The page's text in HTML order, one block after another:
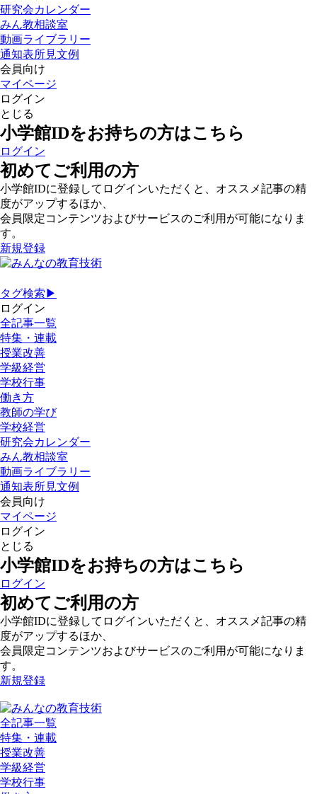
研究会カレンダー
みん教相談室
動画ライブラリー
通知表所見文例
会員向け
マイページ
ログイン
とじる
小学館IDをお持ちの方はこちら
ログイン
初めてご利用の方
小学館IDに登録してログインいただくと、オススメ記事の精
度がアップするほか、
会員限定コンテンツおよびサービスのご利用が可能になりま
す。
新規登録
タグ検索▶
ログイン
全記事一覧
特集・連載
授業改善
学級経営
学校行事
働き方
教師の学び
学校経営
研究会カレンダー
みん教相談室
動画ライブラリー
通知表所見文例
会員向け
マイページ
ログイン
とじる
小学館IDをお持ちの方はこちら
ログイン
初めてご利用の方
小学館IDに登録してログインいただくと、オススメ記事の精
度がアップするほか、
会員限定コンテンツおよびサービスのご利用が可能になりま
す。
新規登録
全記事一覧
特集・連載
授業改善
学級経営
学校行事